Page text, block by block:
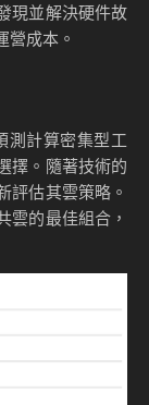
現並解決硬件故
營成本。
測計算密集型工
擇。隨著技術的
評估其雲策略。
雲的最佳組合，